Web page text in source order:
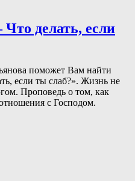
делать, если
поможет Вам найти
если ты слаб?». Жизнь не
Проповедь о том, как
с Господом.